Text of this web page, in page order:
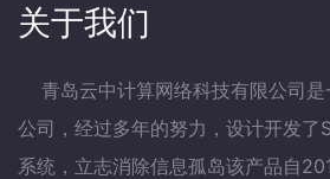
关于我们
青岛云中计算网络科技有限公司是
公司，经过多年的努力，设计开发了
系统，立志消除信息孤岛该产品自